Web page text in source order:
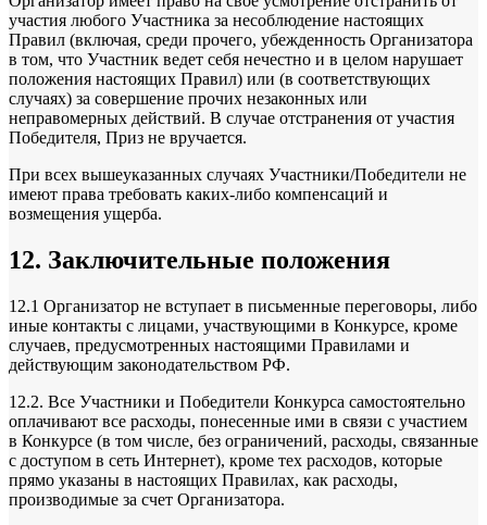
участия любого Участника за несоблюдение настоящих
Правил (включая, среди прочего, убежденность Организатора
в том, что Участник ведет себя нечестно и в целом нарушает
положения настоящих Правил) или (в соответствующих
случаях) за совершение прочих незаконных или
неправомерных действий. В случае отстранения от участия
Победителя, Приз не вручается.
При всех вышеуказанных случаях Участники/Победители не
имеют права требовать каких-либо компенсаций и
возмещения ущерба.
12. Заключительные положения
12.1 Организатор не вступает в письменные переговоры, либо
иные контакты с лицами, участвующими в Конкурсе, кроме
случаев, предусмотренных настоящими Правилами и
действующим законодательством РФ.
12.2. Все Участники и Победители Конкурса самостоятельно
оплачивают все расходы, понесенные ими в связи с участием
в Конкурсе (в том числе, без ограничений, расходы, связанные
с доступом в сеть Интернет), кроме тех расходов, которые
прямо указаны в настоящих Правилах, как расходы,
производимые за счет Организатора.